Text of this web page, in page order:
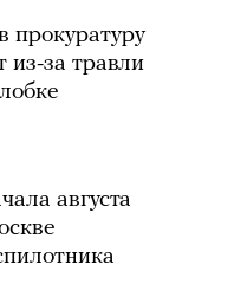
прокуратуру
за травли
августа